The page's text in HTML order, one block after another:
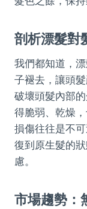
剖析漂髮對
我們都知道，
子褪去，讓頭
破壞頭髮內部
得脆弱、乾燥
損傷往往是不
復到原生髮的
慮。
市場趨勢：